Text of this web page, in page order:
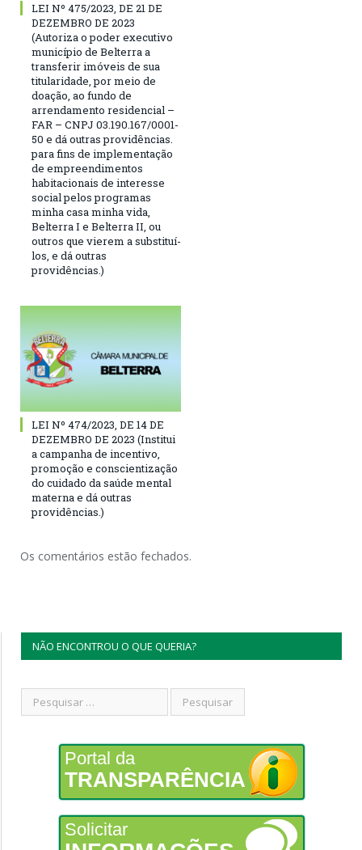
LEI Nº 475/2023, DE 21 DE
DEZEMBRO DE 2023
(Autoriza o poder executivo
município de Belterra a
transferir imóveis de sua
titularidade, por meio de
doação, ao fundo de
arrendamento residencial –
FAR – CNPJ 03.190.167/0001-
50 e dá outras providências.
para fins de implementação
de empreendimentos
habitacionais de interesse
social pelos programas
minha casa minha vida,
Belterra I e Belterra II, ou
outros que vierem a substituí-
los, e dá outras
providências.)
LEI Nº 474/2023, DE 14 DE
DEZEMBRO DE 2023 (Institui
a campanha de incentivo,
promoção e conscientização
do cuidado da saúde mental
materna e dá outras
providências.)
Os comentários estão fechados.
NÃO ENCONTROU O QUE QUERIA?
Portal da
TRANSPARÊNCIA
Solicitar